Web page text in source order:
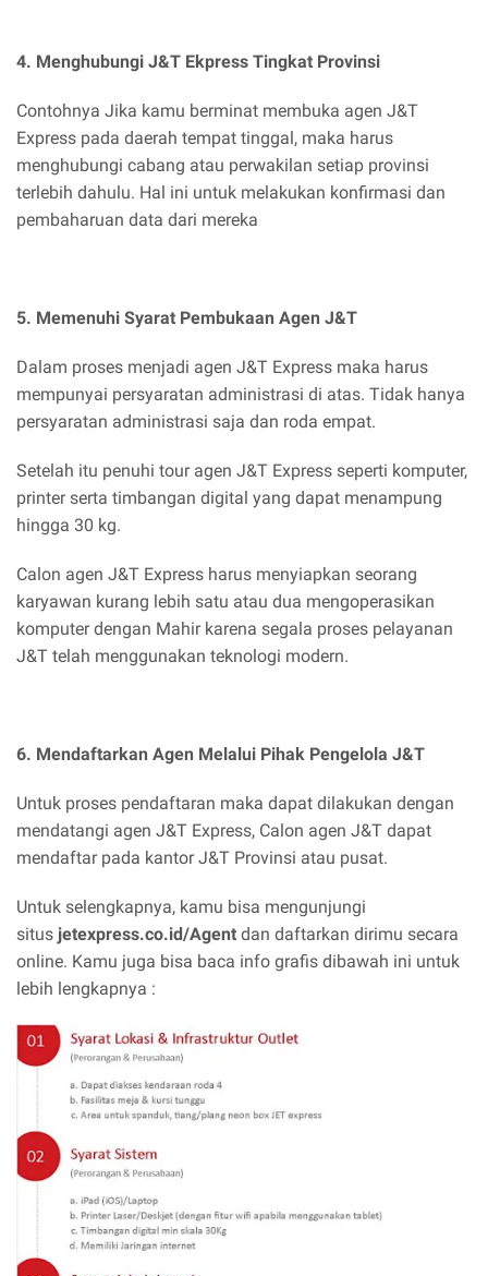
4. Menghubungi J&T Ekpress Tingkat Provinsi
Contohnya Jika kamu berminat membuka agen J&T
Express pada daerah tempat tinggal, maka harus
menghubungi cabang atau perwakilan setiap provinsi
terlebih dahulu. Hal ini untuk melakukan konfirmasi dan
pembaharuan data dari mereka
5. Memenuhi Syarat Pembukaan Agen J&T
Dalam proses menjadi agen J&T Express maka harus
mempunyai persyaratan administrasi di atas. Tidak hanya
persyaratan administrasi saja dan roda empat.
Setelah itu penuhi tour agen J&T Express seperti komputer,
printer serta timbangan digital yang dapat menampung
hingga 30 kg.
Calon agen J&T Express harus menyiapkan seorang
karyawan kurang lebih satu atau dua mengoperasikan
komputer dengan Mahir karena segala proses pelayanan
J&T telah menggunakan teknologi modern.
6. Mendaftarkan Agen Melalui Pihak Pengelola J&T
Untuk proses pendaftaran maka dapat dilakukan dengan
mendatangi agen J&T Express, Calon agen J&T dapat
mendaftar pada kantor J&T Provinsi atau pusat.
Untuk selengkapnya, kamu bisa mengunjungi
situs jetexpress.co.id/Agent dan daftarkan dirimu secara
online. Kamu juga bisa baca info grafis dibawah ini untuk
lebih lengkapnya :